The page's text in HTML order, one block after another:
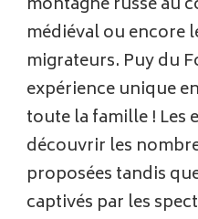
médiéval ou encore
migrateurs. Puy du
expérience unique
toute la famille !
découvrir les
proposées tandis
captivés par les